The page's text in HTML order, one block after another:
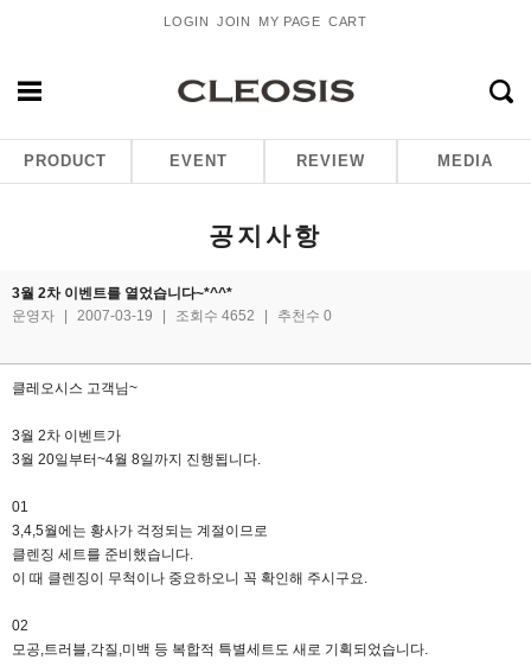
LOGIN JOIN MY PAGE CART
PRODUCT EVENT REVIEW MEDIA
공지사항
3월 2차 이벤트를 열었습니다~*^^*
운영자
2007-03-19 조회수 4652 추천수 0
클레오시스 고객님~
3월 2차 이벤트가
3월 20일부터~4월 8일까지 진행됩니다.
01
3,4,5월에는 황사가 걱정되는 계절이므로
클렌징 세트를 준비했습니다.
이 때 클렌징이 무척이나 중요하오니 꼭 확인해 주시구요.
02
모공,트러블,각질,미백 등 복합적 특별세트도 새로 기획되었습니다.